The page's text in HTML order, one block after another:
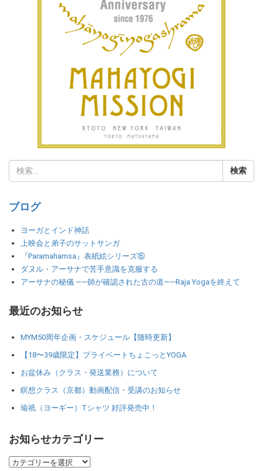
ブログ
ヨーガとインド神話
上映会と弟子のサットサンガ
『Paramahamsa』表紙絵シリーズ⑮
ダヌル・アーサナで苦手意識を克服する
アーサナの秘儀 ――師が確認された古の道――Raja Yogaを終えて
最近のお知らせ
MYM50周年企画・スケジュール【随時更新】
【18〜39歳限定】プライベートちょこっとYOGA
お盆休み（クラス・発送業務）について
瞑想クラス（京都）動画配信・受講のお知らせ
瑜祇（ヨーギー）Tシャツ 好評発売中！
お知らせカテゴリー